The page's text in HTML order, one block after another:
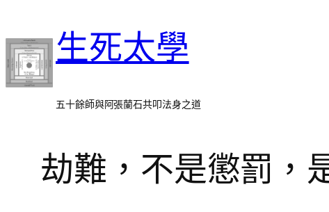
至
主
要
生死太學
五十餘師與阿張蘭石共叩法身之道
劫難，不是懲罰，